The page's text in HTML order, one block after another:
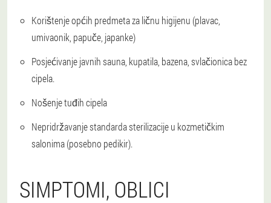
Korištenje općih predmeta za ličnu higijenu (plavac,
umivaonik, papuče, japanke)
Posjećivanje javnih sauna, kupatila, bazena, svlačionica bez
cipela.
Nošenje tuđih cipela
Nepridržavanje standarda sterilizacije u kozmetičkim
salonima (posebno pedikir).
SIMPTOMI, OBLICI